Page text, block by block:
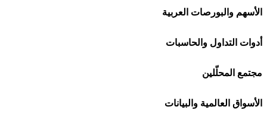
افاتريد AvaTrade
اكسنس Exness
منصة بينانس
شركات تداول في السعودية
شركات تداول في الإمارات
شركات تداول في الكويت
شركات تداول في قطر
الأسهم والبورصات العربية
🌍 كل البورصات العربية
🇸🇦 السوق السعودية
🇦🇪 أسواق الإمارات
أدوات التداول والحاسبات
🕌 حاسبة الزكاة
💱 محول العملات
مجتمع المحلّلين
🧱 حائط المجتمع
الأسواق العالمية والبيانات